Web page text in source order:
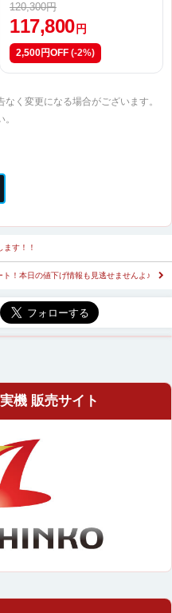
120,300円
117,800 円
2,500円OFF (-2%)
く変更になる場合がございます。
す！！
！本日の値下げ情報も見逃せませんよ♪
機 販売サイト